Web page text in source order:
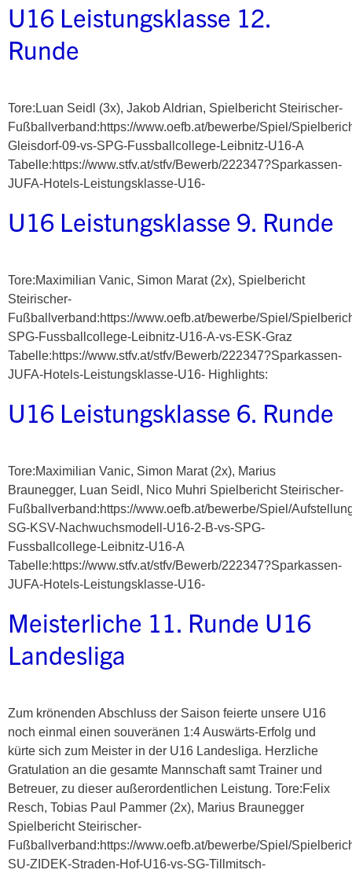
U16 Leistungsklasse 12.
Runde
Tore:Luan Seidl (3x), Jakob Aldrian, Spielbericht Steirischer-
Fußballverband:https://www.oefb.at/bewerbe/Spiel/
Gleisdorf-09-vs-SPG-Fussballcollege-Leibnitz-U16-A
Tabelle:https://www.stfv.at/stfv/Bewerb/222347?Sparkassen-
JUFA-Hotels-Leistungsklasse-U16-
U16 Leistungsklasse 9. Runde
Tore:Maximilian Vanic, Simon Marat (2x), Spielbericht
Steirischer-
Fußballverband:https://www.oefb.at/bewerbe/Spiel/
SPG-Fussballcollege-Leibnitz-U16-A-vs-ESK-Graz
Tabelle:https://www.stfv.at/stfv/Bewerb/222347?Sparkassen-
JUFA-Hotels-Leistungsklasse-U16- Highlights:
U16 Leistungsklasse 6. Runde
Tore:Maximilian Vanic, Simon Marat (2x), Marius
Braunegger, Luan Seidl, Nico Muhri Spielbericht Steirischer-
Fußballverband:https://www.oefb.at/bewerbe/Spiel/
SG-KSV-Nachwuchsmodell-U16-2-B-vs-SPG-
Fussballcollege-Leibnitz-U16-A
Tabelle:https://www.stfv.at/stfv/Bewerb/222347?Sparkassen-
JUFA-Hotels-Leistungsklasse-U16-
Meisterliche 11. Runde U16
Landesliga
Zum krönenden Abschluss der Saison feierte unsere U16
noch einmal einen souveränen 1:4 Auswärts-Erfolg und
kürte sich zum Meister in der U16 Landesliga. Herzliche
Gratulation an die gesamte Mannschaft samt Trainer und
Betreuer, zu dieser außerordentlichen Leistung. Tore:Felix
Resch, Tobias Paul Pammer (2x), Marius Braunegger
Spielbericht Steirischer-
Fußballverband:https://www.oefb.at/bewerbe/Spiel/
SU-ZIDEK-Straden-Hof-U16-vs-SG-Tillmitsch-